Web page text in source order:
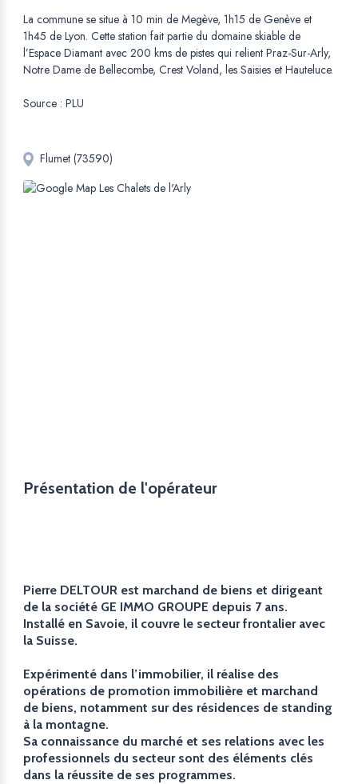
La commune se situe à 10 min de Megève, 1h15 de Genève et
1h45 de Lyon. Cette station fait partie du domaine skiable de
l’Espace Diamant avec 200 kms de pistes qui relient Praz-Sur-Arly,
Notre Dame de Bellecombe, Crest Voland, les Saisies et Hauteluce.
Source : PLU
Flumet (73590)
Présentation de l'opérateur
Pierre DELTOUR est marchand de biens et dirigeant
de la société GE IMMO GROUPE depuis 7 ans.
Installé en Savoie, il couvre le secteur frontalier avec
la Suisse.
Expérimenté dans l’immobilier, il réalise des
opérations de promotion immobilière et marchand
de biens, notamment sur des résidences de standing
à la montagne.
Sa connaissance du marché et ses relations avec les
professionnels du secteur sont des éléments clés
dans la réussite de ses programmes.